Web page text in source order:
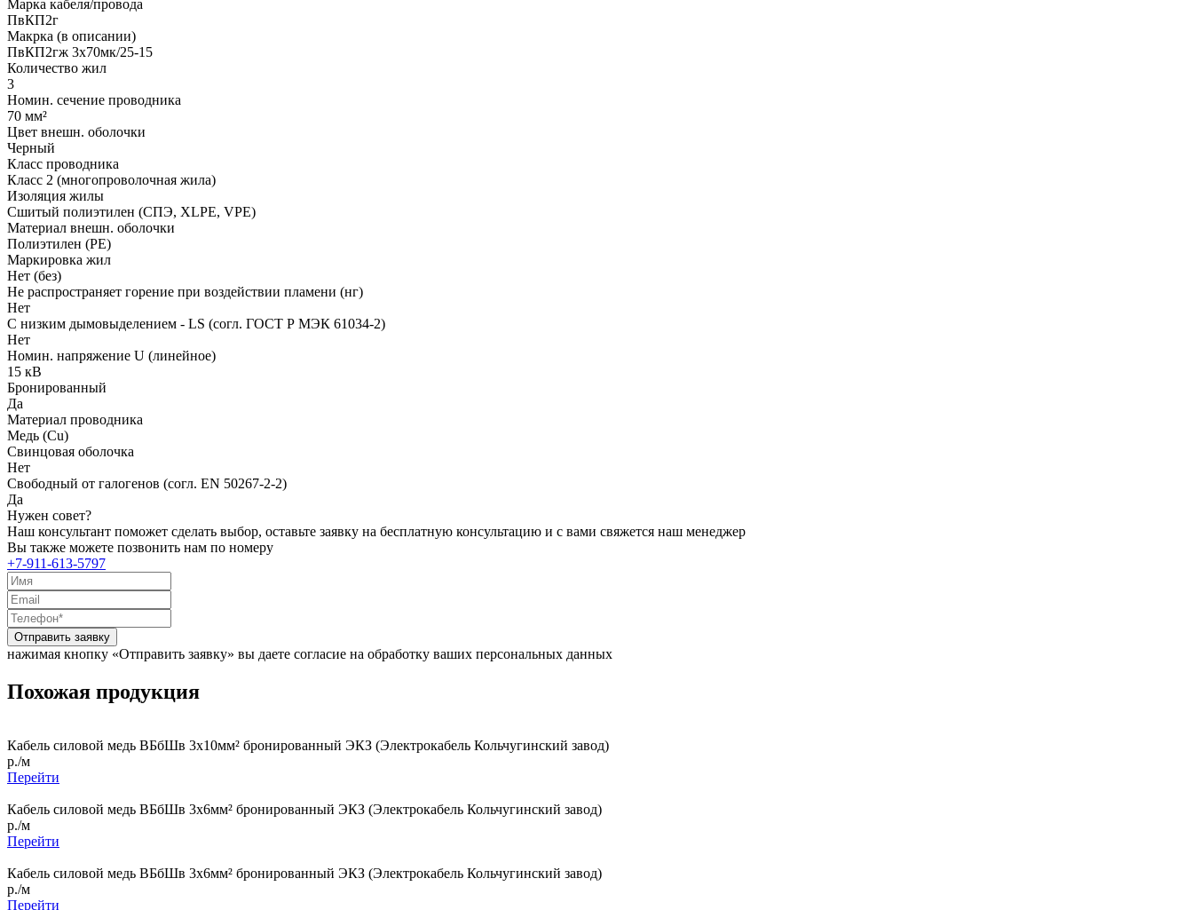
Марка кабеля/провода
ПвКП2г
Макрка (в описании)
ПвКП2гж 3x70мк/25-15
Количество жил
3
Номин. сечение проводника
70 мм²
Цвет внешн. оболочки
Черный
Класс проводника
Класс 2 (многопроволочная жила)
Изоляция жилы
Сшитый полиэтилен (СПЭ, XLPE, VPE)
Материал внешн. оболочки
Полиэтилен (PE)
Маркировка жил
Нет (без)
Не распространяет горение при воздействии пламени (нг)
Нет
С низким дымовыделением - LS (согл. ГОСТ Р МЭК 61034-2)
Нет
Номин. напряжение U (линейное)
15 кВ
Бронированный
Да
Материал проводника
Медь (Cu)
Свинцовая оболочка
Нет
Свободный от галогенов (согл. EN 50267-2-2)
Да
Нужен совет?
Наш консультант поможет сделать выбор, оставьте заявку на бесплатную консультацию и с вами свяжется наш менеджер
Вы также можете позвонить нам по номеру
+7-911-613-5797
Отправить заявку
нажимая кнопку «Отправить заявку» вы даете согласие на обработку ваших персональных данных
Похожая продукция
Кабель силовой медь ВБбШв 3x10мм² бронированный ЭКЗ (Электрокабель Кольчугинский завод)
р./м
Перейти
Кабель силовой медь ВБбШв 3x6мм² бронированный ЭКЗ (Электрокабель Кольчугинский завод)
р./м
Перейти
Кабель силовой медь ВБбШв 3x6мм² бронированный ЭКЗ (Электрокабель Кольчугинский завод)
р./м
Перейти